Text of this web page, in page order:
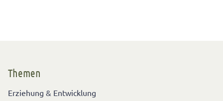
Themen
Erziehung & Entwicklung